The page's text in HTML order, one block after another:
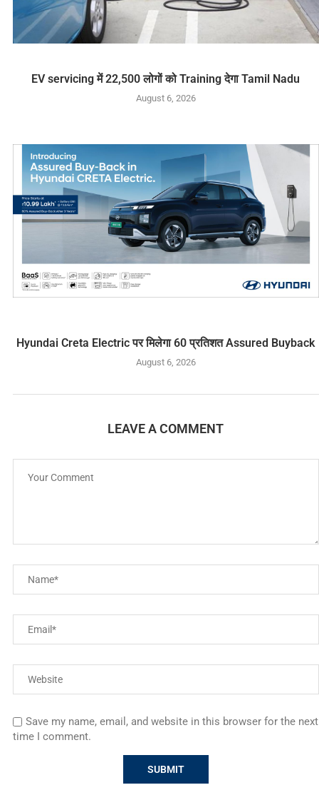
EV servicing में 22,500 लोगों को Training देगा Tamil Nadu
August 6, 2026
Hyundai Creta Electric पर मिलेगा 60 प्रतिशत Assured Buyback
August 6, 2026
LEAVE A COMMENT
Save my name, email, and website in this browser for the next
time I comment.